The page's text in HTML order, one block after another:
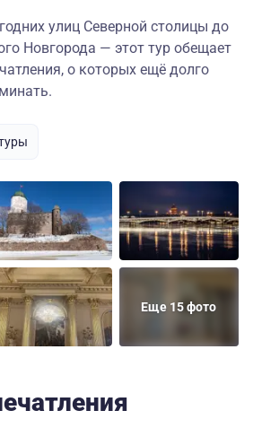
улиц Северной столицы до
Новгорода — этот тур обещает
о которых ещё долго
Еще 15 фото